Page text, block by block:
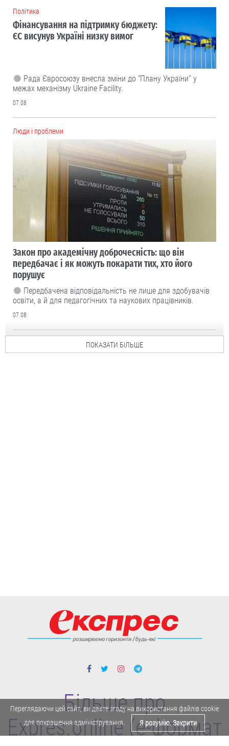
Політика
Фінансування на підтримку бюджету:
ЄС висунув Україні низку вимог
Рада Євросоюзу внесла зміни до “Плану України” у
межах механізму Ukraine Facility.
07.08
Люди і проблеми
Закон про академічну доброчесність: що він
передбачає і як можуть покарати тих, хто його
порушує
Передбачена відповідальність не лише для здобувачів
освіти, а й для педагогічних та наукових працівників.
07.08
ПОКАЗАТИ БІЛЬШЕ
Більше про
Expres.online (e-формат
Переглядаючи цей сайт, ви даєте згоду на використання файлів cookie
для покращення адміністрування.
Я розумію. Закрити